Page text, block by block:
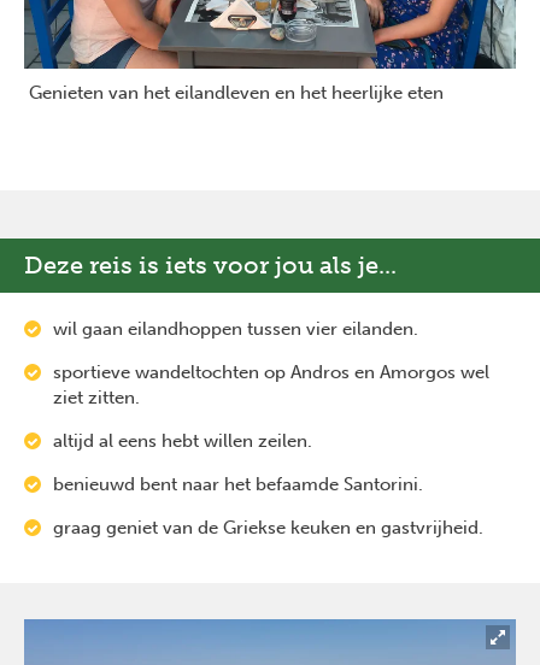
Genieten van het eilandleven en het heerlijke eten
Deze reis is iets voor jou als je...
wil gaan eilandhoppen tussen vier eilanden.
sportieve wandeltochten op Andros en Amorgos wel
ziet zitten.
altijd al eens hebt willen zeilen.
benieuwd bent naar het befaamde Santorini.
graag geniet van de Griekse keuken en gastvrijheid.